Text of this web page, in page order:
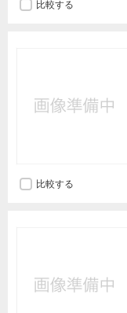
比較する
比較する